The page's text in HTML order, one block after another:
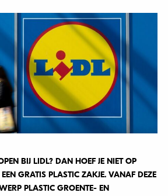
BIJ LIDL? DAN HOEF JE NIET OP
GRATIS PLASTIC ZAKJE. VANAF DEZE
PLASTIC GROENTE- EN